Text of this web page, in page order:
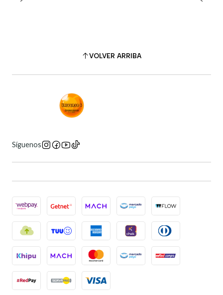
VOLVER ARRIBA
Síguenos